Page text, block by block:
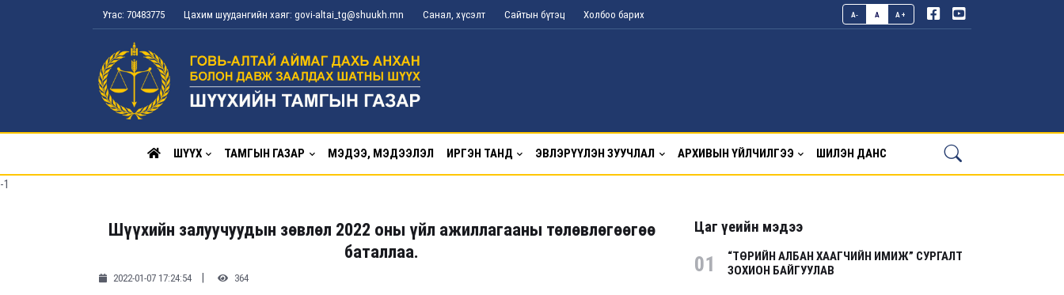
Утас: 70483775 Цахим шуудангийн хаяг: govi-altai_tg@shuukh.mn Санал, хүсэлт Сайтын бүтэц Холбоо барих A- A A+
ШҮҮХ ТАМГЫН ГАЗАР МЭДЭЭ, МЭДЭЭЛЭЛ ИРГЭН ТАНД ЭВЛЭРҮҮЛЭН ЗУУЧЛАЛ АРХИВЫН ҮЙЛЧИЛГЭЭ ШИЛЭН ДАНС
-1
Шүүхийн залуучуудын зөвлөл 2022 оны үйл ажиллагааны төлөвлөгөөгөө
баталлаа.
2022-01-07 17:24:54 | 364
Цаг үеийн мэдээ
01
“ТӨРИЙН АЛБАН ХААГЧИЙН ИМИЖ” СУРГАЛТ
ЗОХИОН БАЙГУУЛАВ